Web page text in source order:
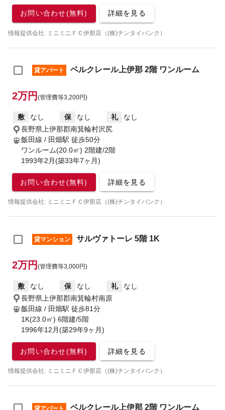
お問い合わせ(無料) 詳細を見る
情報提供会社: ミニミニＦＣ伊那店（(株)チンタイバンク）
貸アパート ベルクレール上伊那 2階 ワンルーム
2万円 (管理費等3,200円)
敷 なし 保 なし 礼
なし
長野県上伊那郡南箕輪村沢尻
飯田線 / 田畑駅 徒歩50分
ワンルーム(20.0㎡) 2階建/2階
1993年2月(築33年7ヶ月)
お問い合わせ(無料) 詳細を見る
情報提供会社: ミニミニＦＣ伊那店（(株)チンタイバンク）
貸マンション サルヴァトーレ 5階 1K
2万円 (管理費等3,000円)
敷 なし 保 なし 礼
なし
長野県上伊那郡南箕輪村南原
飯田線 / 田畑駅 徒歩81分
1K(23.0㎡) 6階建/5階
1996年12月(築29年9ヶ月)
お問い合わせ(無料) 詳細を見る
情報提供会社: ミニミニＦＣ伊那店（(株)チンタイバンク）
貸アパート ベルクレール上伊那 2階 ワンルーム